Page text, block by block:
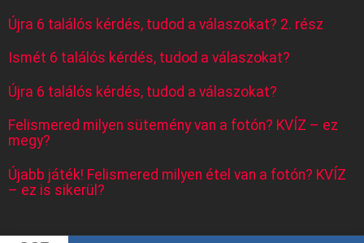
Újra 6 találós kérdés, tudod a válaszokat? 2. rész
Ismét 6 találós kérdés, tudod a válaszokat?
Újra 6 találós kérdés, tudod a válaszokat?
Felismered milyen sütemény van a fotón? KVÍZ – ez
megy?
Újabb játék! Felismered milyen étel van a fotón? KVÍZ
– ez is sikerül?